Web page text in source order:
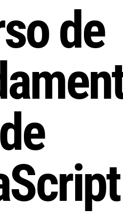
de
de